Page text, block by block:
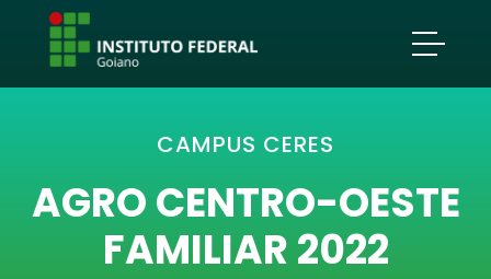
CAMPUS CERES
AGRO CENTRO-OESTE
FAMILIAR 2022